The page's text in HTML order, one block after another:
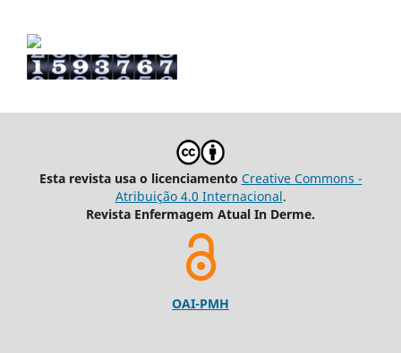
Esta revista usa o licenciamento Creative Commons -
Atribuição 4.0 Internacional.
Revista Enfermagem Atual In Derme.
OAI-PMH